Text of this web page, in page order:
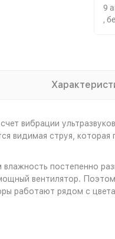
9
вибрации
видимая струя,
постепенно
вентилятор.
работают рядом с